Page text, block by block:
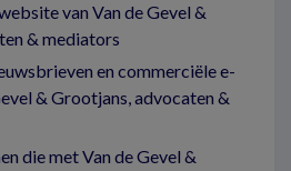
van Van de Gevel &
& mediators
en commerciële e-
& Grootjans, advocaten &
die met Van de Gevel &